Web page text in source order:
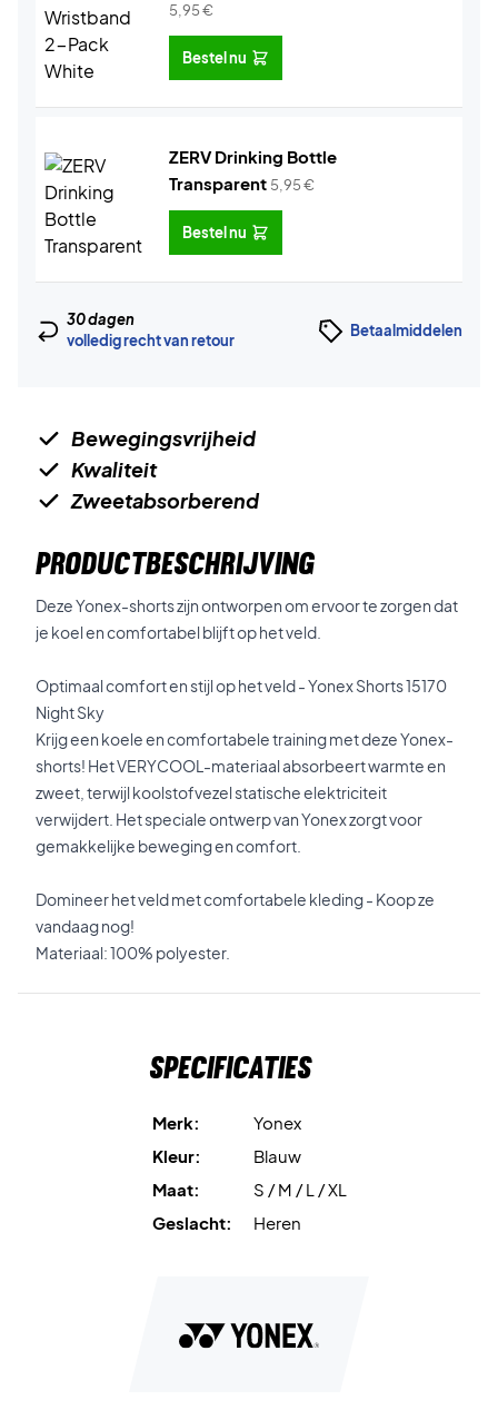
5,95€
Bestel nu
ZERV Drinking Bottle
Transparent 5,95€
Bestel nu
30 dagen
volledig recht van retour
Betaalmiddelen
Bewegingsvrijheid
Kwaliteit
Zweetabsorberend
PRODUCTBESCHRIJVING
Deze Yonex-shorts zijn ontworpen om ervoor te zorgen dat
je koel en comfortabel blijft op het veld.
Optimaal comfort en stijl op het veld - Yonex Shorts 15170
Night Sky
Krijg een koele en comfortabele training met deze Yonex-
shorts! Het VERYCOOL-materiaal absorbeert warmte en
zweet, terwijl koolstofvezel statische elektriciteit
verwijdert. Het speciale ontwerp van Yonex zorgt voor
gemakkelijke beweging en comfort.
Domineer het veld met comfortabele kleding - Koop ze
vandaag nog!
Materiaal: 100% polyester.
Specificaties
Merk:
Yonex
Kleur:
Blauw
Maat:
S / M / L / XL
Geslacht:
Heren